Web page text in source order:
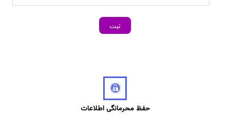
حفظ محرمانگی اطلاعات